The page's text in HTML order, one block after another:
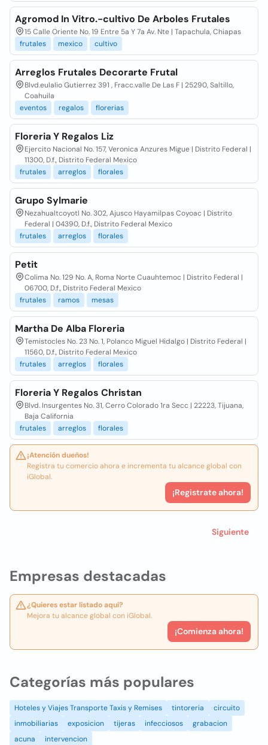
Empresas destacadas
¿Quieres estar listado aquí?
Mejora tu alcance global con iGlobal.
¡Comienza ahora!
Agromod In Vitro.-cultivo De Arboles Frutales
15 Calle Oriente No. 19 Entre 5a Y 7a Av. Nte | Tapachula, Chiapas
frutales
mexico cultivo
Arreglos Frutales Decorarte Frutal
Blvd.eulalio Gutierrez 391 , Fracc.valle De Las F | 25290, Saltillo,
Coahuila
eventos
regalos florerias
Floreria Y Regalos Liz
Ejercito Nacional No. 157, Veronica Anzures Migue | Distrito Federal |
11300, D.f., Distrito Federal Mexico
frutales
arreglos florales
Grupo Sylmarie
Nezahualtcoyotl No. 302, Ajusco Hayamilpas Coyoac | Distrito
Federal | 04390, D.f., Distrito Federal Mexico
frutales
arreglos florales
Petit
Colima No. 129 No. A, Roma Norte Cuauhtemoc | Distrito Federal |
06700, D.f., Distrito Federal Mexico
frutales
ramos mesas
Martha De Alba Floreria
Temistocles No. 23 No. 1, Polanco Miguel Hidalgo | Distrito Federal |
11560, D.f., Distrito Federal Mexico
frutales
arreglos florales
Floreria Y Regalos Christan
Blvd. Insurgentes No. 31, Cerro Colorado 1ra Secc | 22223, Tijuana,
Baja California
frutales
arreglos florales
¡Atención dueños!
Registra tu comercio ahora e incrementa tu alcance global con
iGlobal.
¡Registrate ahora!
Siguiente
Categorías más populares
Hoteles y Viajes Transporte Taxis y Remises tintoreria
circuito
inmobiliarias
exposicion tijeras infecciosos
grabacion
acuna
intervencion